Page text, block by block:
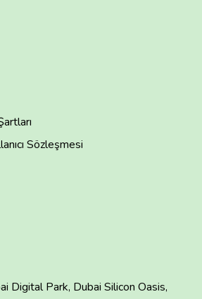
Sözleşmesi
Digital Park, Dubai Silicon Oasis,